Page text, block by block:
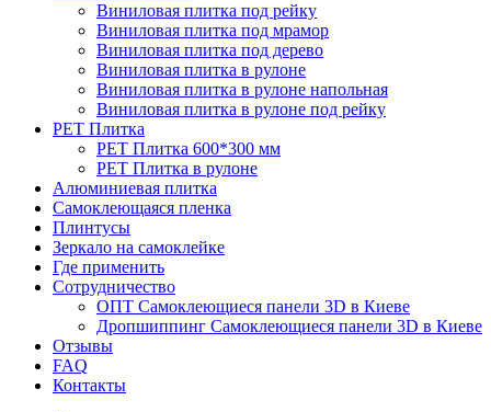
Виниловая плитка под рейку
Виниловая плитка под мрамор
Виниловая плитка под дерево
Виниловая плитка в рулоне
Виниловая плитка в рулоне напольная
Виниловая плитка в рулоне под рейку
PET Плитка
PET Плитка 600*300 мм
PET Плитка в рулоне
Алюминиевая плитка
Самоклеющаяся пленка
Плинтусы
Зеркало на самоклейке
Где применить
Сотрудничество
ОПТ Самоклеющиеся панели 3D в Киеве
Дропшиппинг Самоклеющиеся панели 3D в Киеве
Отзывы
FAQ
Контакты